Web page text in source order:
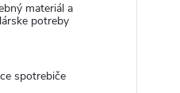
materiál a
potreby
spotrebiče